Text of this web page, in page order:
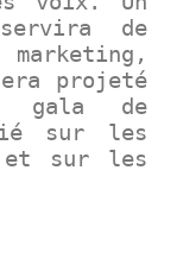
de
marketing,
projeté
gala de
sur les
et sur les